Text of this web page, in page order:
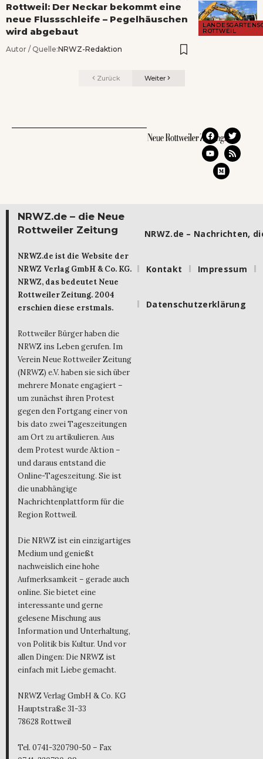
ROTTWEIL
Rottweil: Der Neckar bekommt eine
neue Flussschleife – Pegelhäuschen
wird abgebaut
Autor / Quelle:NRWZ-Redaktion
Zurück Weiter
NRWZ.de – die Neue
Rottweiler Zeitung
NRWZ.de ist die Website der
NRWZ Verlag GmbH & Co. KG.
NRWZ, das bedeutet Neue
Rottweiler Zeitung. 2004
erschien diese erstmals.
Rottweiler Bürger haben die
NRWZ ins Leben gerufen. Im
Verein Neue Rottweiler Zeitung
(NRWZ) e.V. haben sie sich über
mehrere Monate engagiert –
um zunächst ihren Protest
gegen den Fortgang einer von
bis dato zwei Tageszeitungen
am Ort zu artikulieren. Aus
dem Protest wurde Aktion –
und daraus entstand die
Online-Tageszeitung. Sie ist
die unabhängige
Nachrichtenplattform für die
Region Rottweil.
Die NRWZ ist ein einzigartiges
Medium und genießt
nachweislich eine hohe
Aufmerksamkeit – gerade auch
online. Sie bietet eine
interessante und gerne
gelesene Mischung aus
Information und Unterhaltung,
von Politik bis Kultur. Und vor
allen Dingen: Die NRWZ ist
einfach mit Liebe gemacht.
NRWZ Verlag GmbH & Co. KG
Hauptstraße 31-33
78628 Rottweil
Tel. 0741-320790-50 – Fax
NRWZ.de – Nachrichten,
Kontakt Impressum
Datenschutzerklärung